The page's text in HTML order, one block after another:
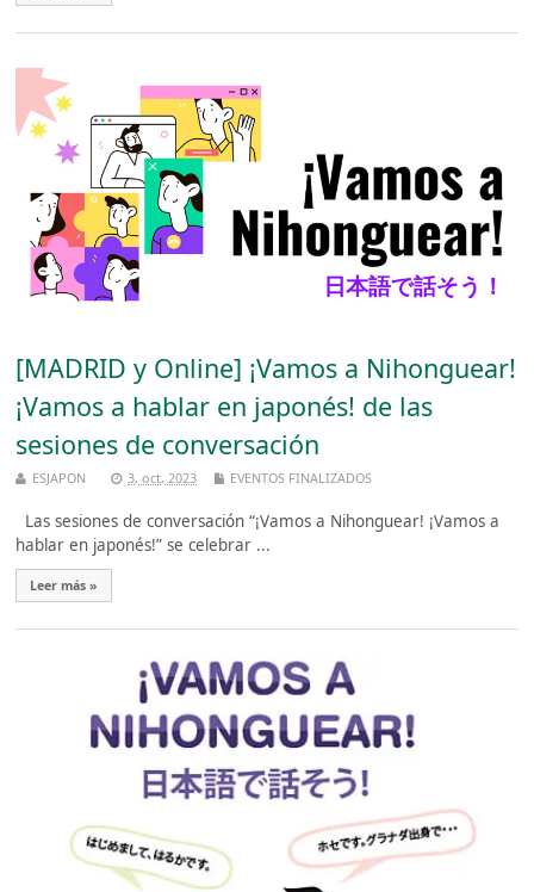
[MADRID y Online] ¡Vamos a Nihonguear!
¡Vamos a hablar en japonés! de las
sesiones de conversación
ESJAPON 3, oct, 2023 EVENTOS FINALIZADOS
Las sesiones de conversación “¡Vamos a Nihonguear! ¡Vamos a
hablar en japonés!” se celebrar ...
Leer más »